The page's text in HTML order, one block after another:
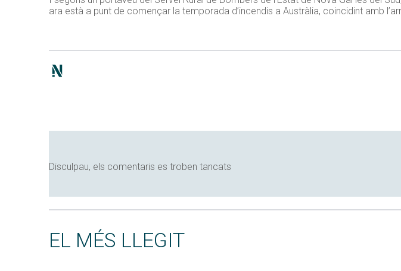
ara està a punt de començar la temporada d’incendis a Austràlia, coincidint amb
Disculpau, els comentaris es troben tancats
EL MÉS LLEGIT